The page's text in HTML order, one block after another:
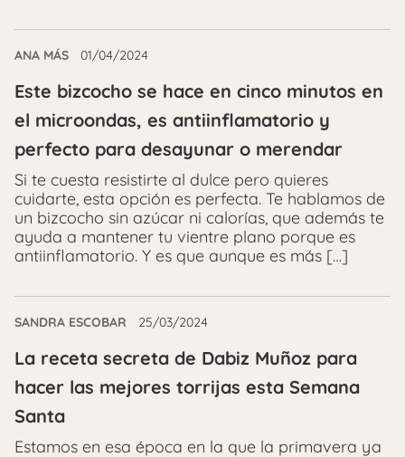
ANA MÁS 01/04/2024
Este bizcocho se hace en cinco minutos en
el microondas, es antiinflamatorio y
perfecto para desayunar o merendar
Si te cuesta resistirte al dulce pero quieres
cuidarte, esta opción es perfecta. Te hablamos de
un bizcocho sin azúcar ni calorías, que además te
ayuda a mantener tu vientre plano porque es
antiinflamatorio. Y es que aunque es más […]
SANDRA ESCOBAR 25/03/2024
La receta secreta de Dabiz Muñoz para
hacer las mejores torrijas esta Semana
Santa
Estamos en esa época en la que la primavera ya